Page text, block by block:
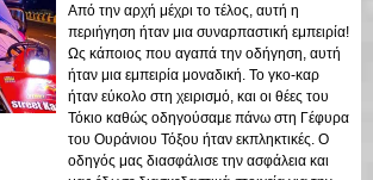
Από την αρχή μέχρι το τέλος, αυτή η
περιήγηση ήταν μια συναρπαστική εμπειρία!
Ως κάποιος που αγαπά την οδήγηση, αυτή
ήταν μια εμπειρία μοναδική. Το γκο-καρ
ήταν εύκολο στη χειρισμό, και οι θέες του
Τόκιο καθώς οδηγούσαμε πάνω στη Γέφυρα
του Ουράνιου Τόξου ήταν εκπληκτικές. Ο
οδηγός μας διασφάλισε την ασφάλεια και